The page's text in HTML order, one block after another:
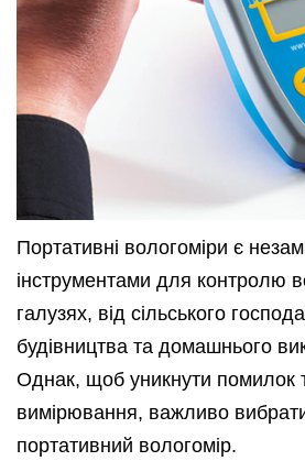
Портативні вологоміри є
інструментами для контролю
галузях, від сільського
будівництва та домашнього
Однак, щоб уникнути помилок
вимірювання, важливо
портативний вологомір.